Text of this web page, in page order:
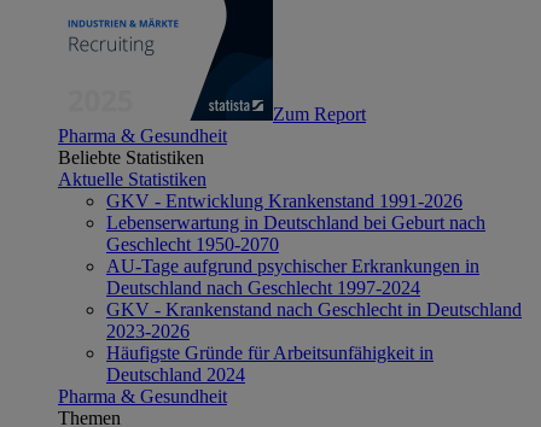
Zum Report
Pharma & Gesundheit
Beliebte Statistiken
Aktuelle Statistiken
GKV - Entwicklung Krankenstand 1991-2026
Lebenserwartung in Deutschland bei Geburt nach
Geschlecht 1950-2070
AU-Tage aufgrund psychischer Erkrankungen in
Deutschland nach Geschlecht 1997-2024
GKV - Krankenstand nach Geschlecht in Deutschland
2023-2026
Häufigste Gründe für Arbeitsunfähigkeit in
Deutschland 2024
Pharma & Gesundheit
Themen